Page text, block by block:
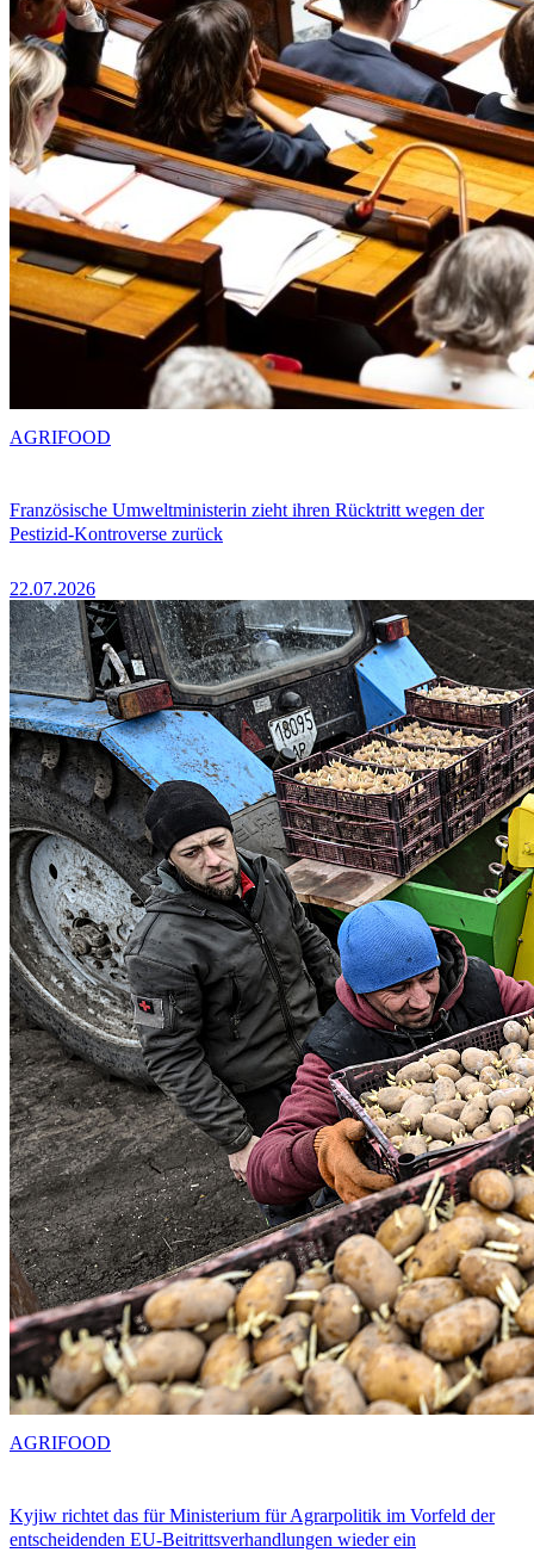
Französische Umweltministerin zieht ihren Rücktritt wegen der
Pestizid-Kontroverse zurück
22.07.2026
AGRIFOOD
Kyjiw richtet das für Ministerium für Agrarpolitik im Vorfeld der
entscheidenden EU-Beitrittsverhandlungen wieder ein
AGRIFOOD